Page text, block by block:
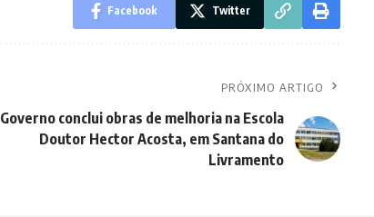
Facebook Twitter
PRÓXIMO ARTIGO
Governo conclui obras de melhoria na Escola
Doutor Hector Acosta, em Santana do
Livramento